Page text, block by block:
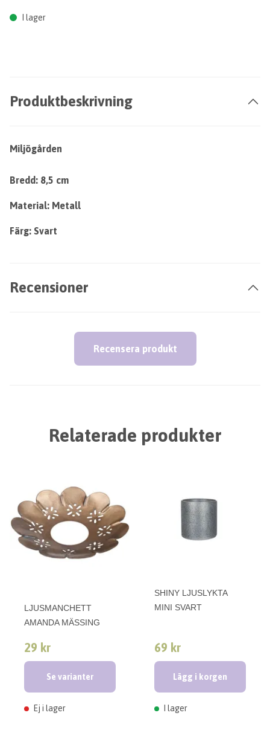
I lager
Produktbeskrivning
Miljögården
Bredd: 8,5 cm
Material: Metall
Färg: Svart
Recensioner
Recensera produkt
Relaterade produkter
LJUSMANCHETT
AMANDA MÄSSING
29 kr
Se varianter
Ej i lager
SHINY LJUSLYKTA
MINI SVART
69 kr
Lägg i korgen
I lager